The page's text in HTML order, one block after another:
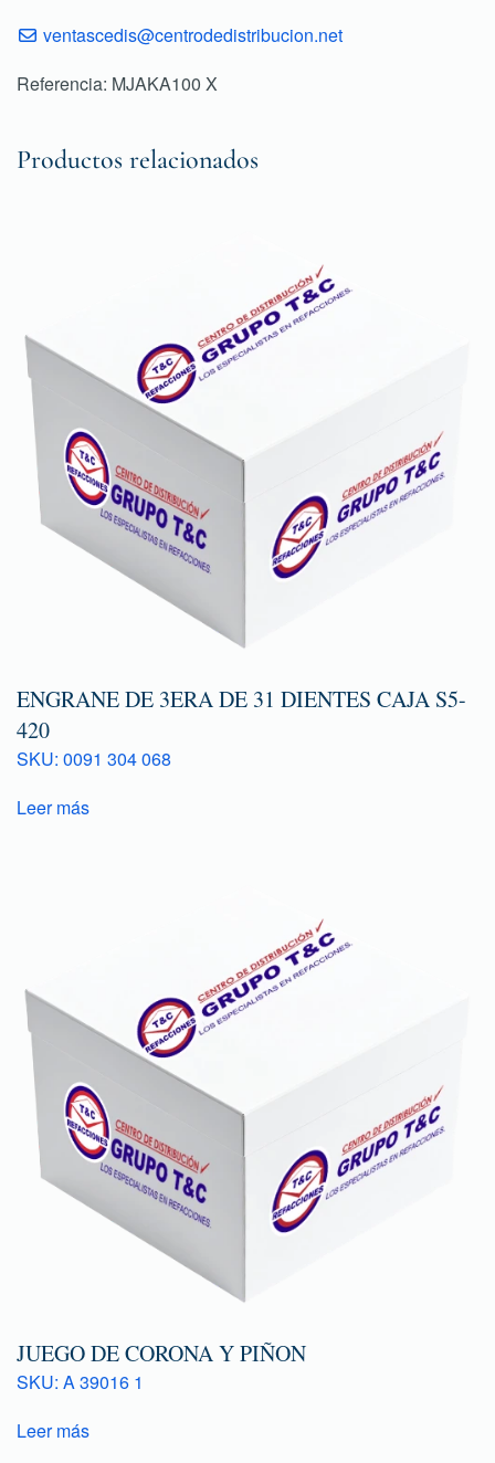
ventascedis@centrodedistribucion.net
Referencia: MJAKA100 X
Productos relacionados
ENGRANE DE 3ERA DE 31 DIENTES CAJA S5-
420
SKU: 0091 304 068
Leer más
JUEGO DE CORONA Y PIÑON
SKU: A 39016 1
Leer más